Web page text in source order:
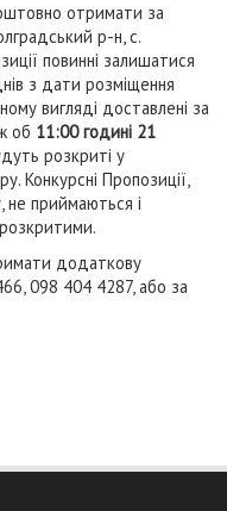
отримати за
р-н, с.
повинні залишатися
з дати розміщення
вигляді доставлені за
об 11:00 годині 21
розкриті у
Конкурсні Пропозиції,
не приймаються і
додаткову
098 404 4287, або за